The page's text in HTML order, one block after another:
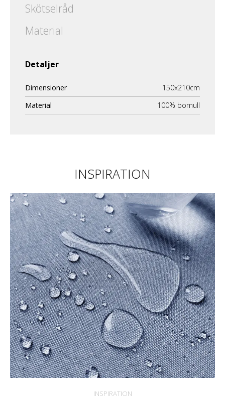
Skötselråd
Material
Detaljer
Dimensioner
150x210cm
Material
100% bomull
INSPIRATION
INSPIRATION